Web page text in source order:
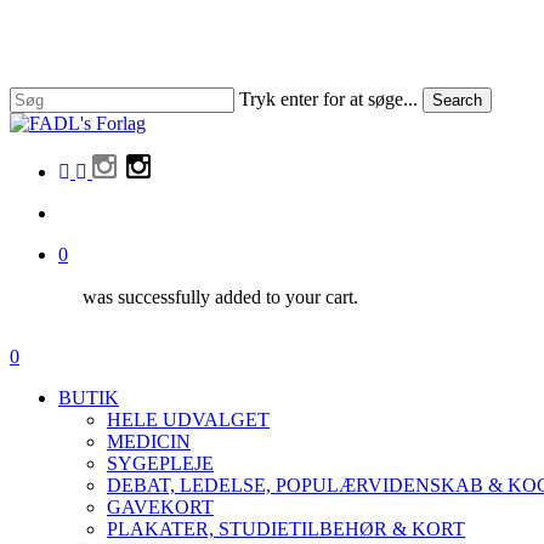
content
Tryk enter for at søge... Search
Close
facebook
linkedin
instagram
0
was successfully added to your cart.
Menu
search
0
BUTIK
HELE UDVALGET
MEDICIN
SYGEPLEJE
DEBAT, LEDELSE, POPULÆRVIDENSKAB &
GAVEKORT
PLAKATER, STUDIETILBEHØR & KORT